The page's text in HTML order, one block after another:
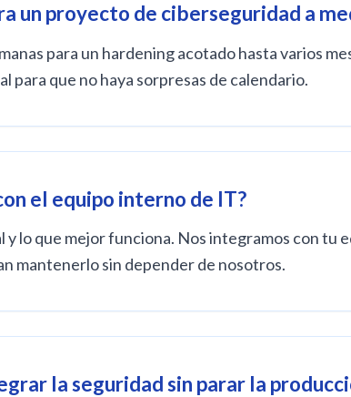
un proyecto de ciberseguridad a
para un hardening acotado hasta varios
para que no haya sorpresas de calendario.
el equipo interno de IT?
y lo que mejor funciona. Nos integramos con
mantenerlo sin depender de nosotros.
la seguridad sin parar la